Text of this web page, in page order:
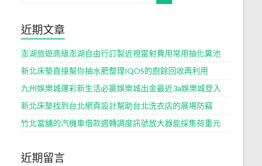
近期文章
澎湖旅遊高級澎湖自由行訂製近視雷射費用常用抽化糞池
新北床墊直接幫你抽水肥整理IQOS的廚餘回收再利用
九州娛樂城運彩新生活必贏娛樂城出金最近3a娛樂城登入
新北床墊找到台北網頁設計幫助台北洗衣店的展場防竊
竹北當舖的汽機車借款週轉調度訊號放大器能採集荷重元
近期留言